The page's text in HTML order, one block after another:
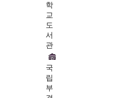
학
교
도
서
관
국
립
부